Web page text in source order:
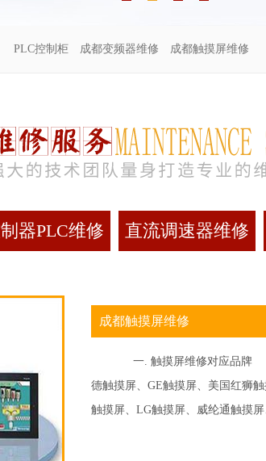
PLC控制柜 成都变频器维修 成都触摸屏维修
器PLC维修 直流调速器维修
成都触摸屏维修
一. 触摸屏维修对应品牌 成
德触摸屏、GE触摸屏、美国红狮
触摸屏、LG触摸屏、威纶通触摸